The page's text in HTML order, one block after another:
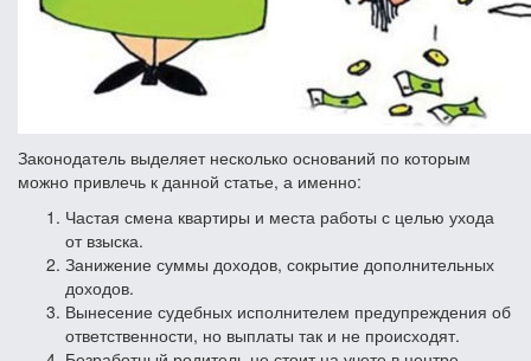
Законодатель выделяет несколько оснований по которым
можно привлечь к данной статье, а именно:
Частая смена квартиры и места работы с целью ухода
от взыска.
Занижение суммы доходов, сокрытие дополнительных
доходов.
Вынесение судебных исполнителем предупреждения об
ответственности, но выплаты так и не происходят.